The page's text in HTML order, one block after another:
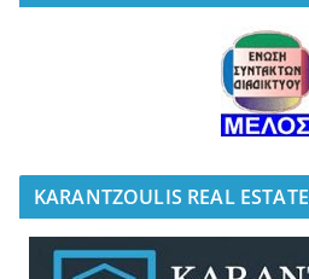
KARANTZOULIS REAL ESTATE